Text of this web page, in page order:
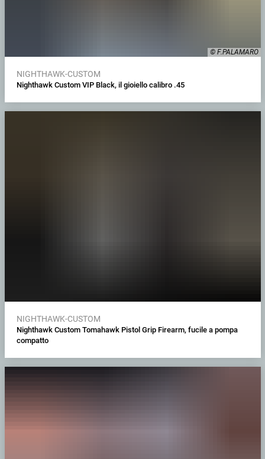
© F.PALAMARO
NIGHTHAWK-CUSTOM
Nighthawk Custom VIP Black, il gioiello calibro .45
NIGHTHAWK-CUSTOM
Nighthawk Custom Tomahawk Pistol Grip Firearm, fucile a pompa
compatto